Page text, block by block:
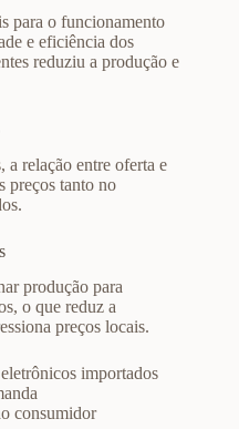
para o funcionamento
e eficiência dos
reduziu a produção e
a relação entre oferta e
preços tanto no
produção para
o que reduz a
preços locais.
importados
consumidor